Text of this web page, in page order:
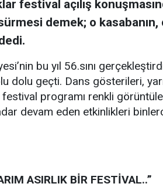
festival açılış
demek; o kasabanın,
bu yıl 56.sını
dolu geçti. Dans gösterileri,
programı renkli
devam eden etkinlikleri
ASIRLIK BİR FESTİVAL..”